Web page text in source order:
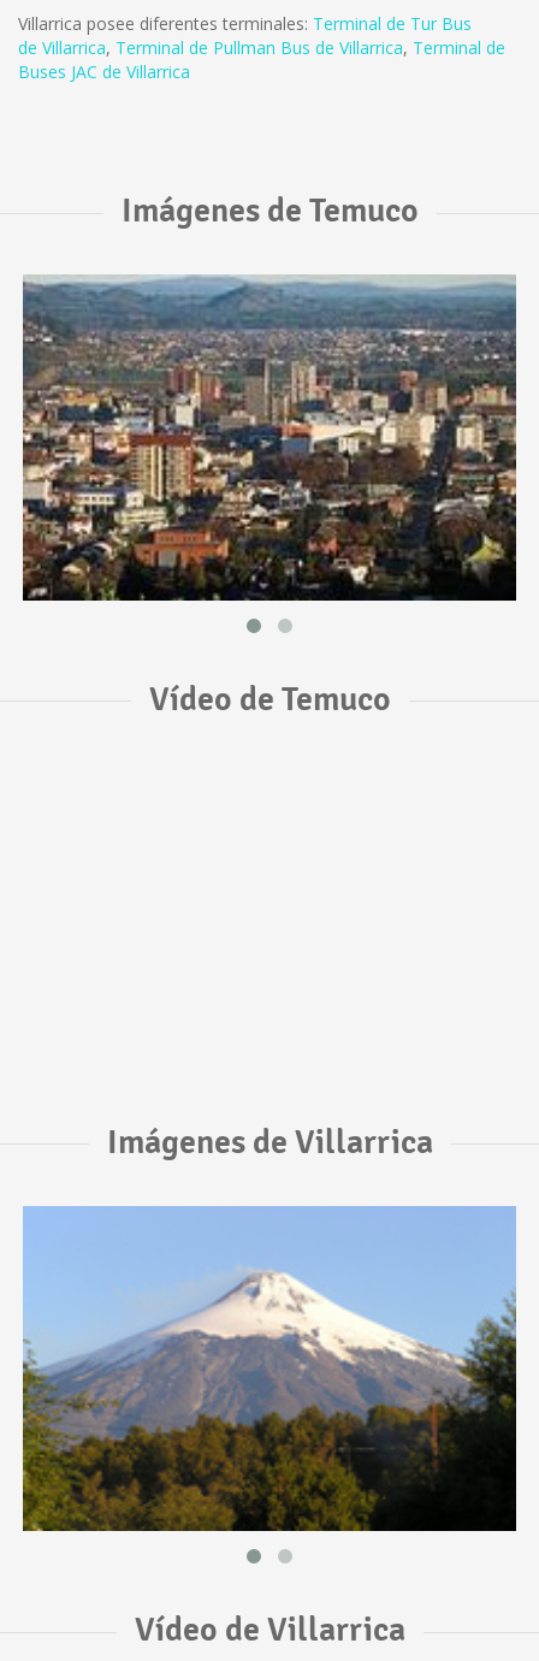
Villarrica posee diferentes terminales: Terminal de Tur Bus
de Villarrica, Terminal de Pullman Bus de Villarrica, Terminal de
Buses JAC de Villarrica
Imágenes de Temuco
Vídeo de Temuco
Imágenes de Villarrica
Vídeo de Villarrica